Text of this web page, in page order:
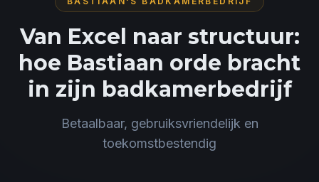
Van Excel naar structuur:
hoe Bastiaan orde bracht
in zijn badkamerbedrijf
Betaalbaar, gebruiksvriendelijk en
toekomstbestendig